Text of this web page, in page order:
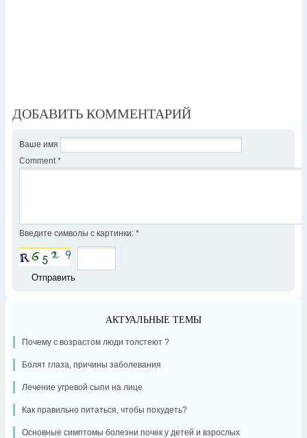
ДОБАВИТЬ КОММЕНТАРИЙ
Ваше имя
Comment *
Введите символы с картинки: *
АКТУАЛЬНЫЕ ТЕМЫ
Почему с возрастом люди толстеют ?
Болят глаза, причины заболевания
Лечение угревой сыпи на лице
Как правильно питаться, чтобы похудеть?
Основные симптомы болезни почек у детей и взрослых